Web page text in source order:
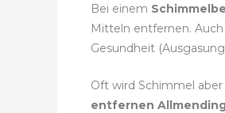
Bei einem
Mitteln entfernen.
Gesundheit
Oft wird Schimmel
entfernen